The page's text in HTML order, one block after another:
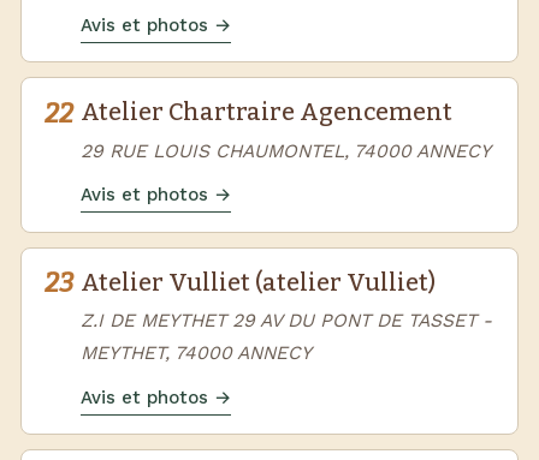
Avis et photos →
22 Atelier Chartraire Agencement
29 RUE LOUIS CHAUMONTEL, 74000 ANNECY
Avis et photos →
23 Atelier Vulliet (atelier Vulliet)
Z.I DE MEYTHET 29 AV DU PONT DE TASSET -
MEYTHET, 74000 ANNECY
Avis et photos →